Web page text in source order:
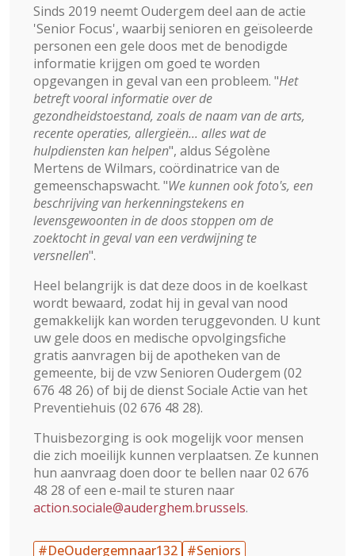
Sinds 2019 neemt Oudergem deel aan de actie
'Senior Focus', waarbij senioren en geïsoleerde
personen een gele doos met de benodigde
informatie krijgen om goed te worden
opgevangen in geval van een probleem. "Het
betreft vooral informatie over de
gezondheidstoestand, zoals de naam van de arts,
recente operaties, allergieën... alles wat de
hulpdiensten kan helpen", aldus Ségolène
Mertens de Wilmars, coördinatrice van de
gemeenschapswacht. "We kunnen ook foto's, een
beschrijving van herkenningstekens en
levensgewoonten in de doos stoppen om de
zoektocht in geval van een verdwijning te
versnellen".
Heel belangrijk is dat deze doos in de koelkast
wordt bewaard, zodat hij in geval van nood
gemakkelijk kan worden teruggevonden. U kunt
uw gele doos en medische opvolgingsfiche
gratis aanvragen bij de apotheken van de
gemeente, bij de vzw Senioren Oudergem (02
676 48 26) of bij de dienst Sociale Actie van het
Preventiehuis (02 676 48 28).
Thuisbezorging is ook mogelijk voor mensen
die zich moeilijk kunnen verplaatsen. Ze kunnen
hun aanvraag doen door te bellen naar 02 676
48 28 of een e-mail te sturen naar
action.sociale@auderghem.brussels.
#DeOudergemnaar132 #Seniors